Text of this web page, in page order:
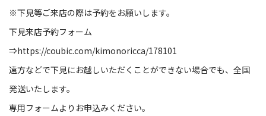
※下見等ご来店の際は予約をお願いします。
下見来店予約フォーム
⇒https://coubic.com/kimonoricca/178101
遠方などで下見にお越しいただくことができない場合でも、全国
発送いたします。
専用フォームよりお申込みください。